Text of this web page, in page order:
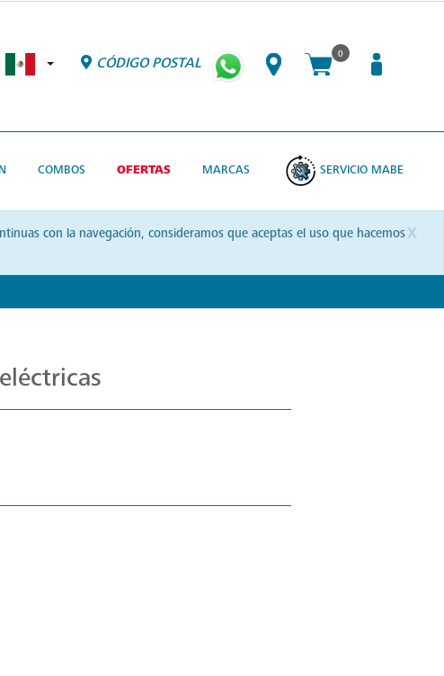
CÓDIGO POSTAL
0
COMBOS OFERTAS MARCAS SERVICIO MABE
x
con la navegación, consideramos que aceptas el uso que hacemos